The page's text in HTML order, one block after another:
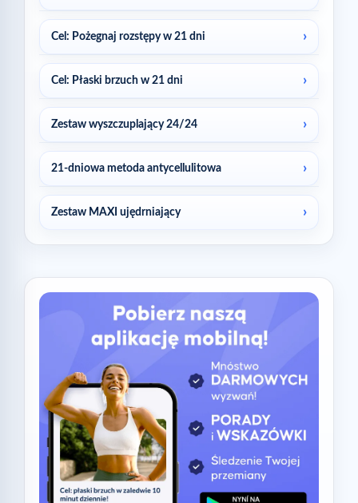
Cel: Pożegnaj rozstępy w 21 dni
Cel: Płaski brzuch w 21 dni
Zestaw wyszczuplający 24/24
21-dniowa metoda antycellulitowa
Zestaw MAXI ujędrniający